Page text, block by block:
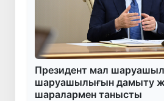
Президент мал
шаруашылығын дамыту
шаралармен танысты